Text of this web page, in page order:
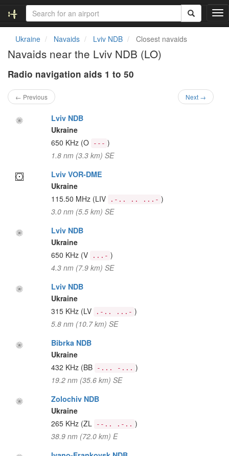
T
o
Ukraine Navaids Lviv NDB Closest navaids
Navaids near the Lviv NDB (LO)
Radio navigation aids 1 to 50
← Previous Next →
Lviv NDB
Ukraine
650 KHz (O --- )
1.8 nm (3.3 km) SE
Lviv VOR-DME
Ukraine
115.50 MHz (LIV .-.. .. ...- )
3.0 nm (5.5 km) SE
Lviv NDB
Ukraine
650 KHz (V ...- )
4.3 nm (7.9 km) SE
Lviv NDB
Ukraine
315 KHz (LV .-.. ...- )
5.8 nm (10.7 km) SE
Bibrka NDB
Ukraine
432 KHz (BB -... -... )
19.2 nm (35.6 km) SE
Zolochiv NDB
Ukraine
265 KHz (ZL --.. .-.. )
38.9 nm (72.0 km) E